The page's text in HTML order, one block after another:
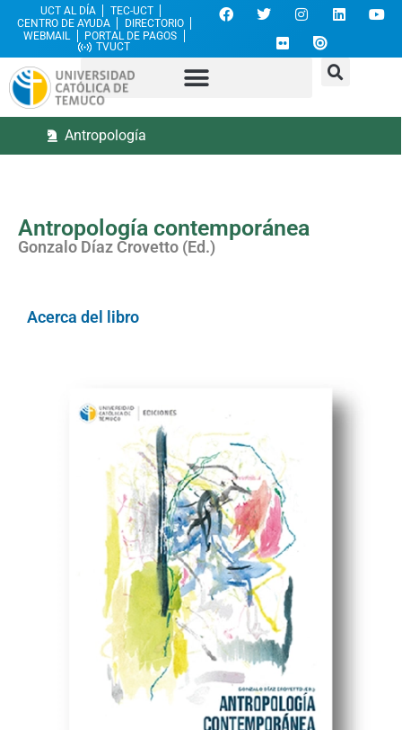
UCT AL DÍA
TEC-UCT
CENTRO DE AYUDA
DIRECTORIO
WEBMAIL
PORTAL DE PAGOS
TVUCT
Antropología
Antropología contemporánea
Gonzalo Díaz Crovetto (Ed.)
Acerca del libro